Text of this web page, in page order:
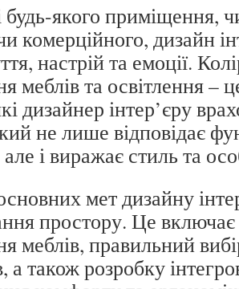
будь-якого приміщення,
комерційного, дизайн
настрій та емоції.
меблів та освітлення –
дизайнер інтер’єру
не лише відповідає
і виражає стиль та
мет дизайну
простору. Це
меблів, правильний
а також розробку